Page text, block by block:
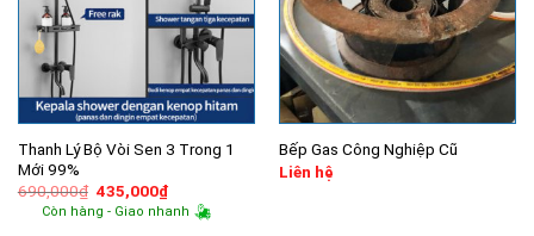
Thanh Lý Bộ Vòi Sen 3 Trong 1
Mới 99%
690,000₫ Giá
gốc
là:
435,000₫Giá
hiện
tại
Còn hàng - Giao nhanh
Bếp Gas Công Nghiệp Cũ
Liên hệ